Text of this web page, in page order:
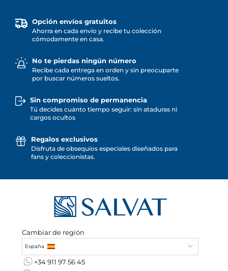
Opción envíos gratuitos
Ahorra en cada envío y recibe tu colección
cómodamente en casa.
No te pierdas ningún número
Recibe cada entrega en orden y sin preocuparte
por buscar números sueltos.
Sin compromiso de permanencia
Tú decides cuánto tiempo seguir: sin ataduras ni
cargos ocultos
Regalos exclusivos
Disfruta de obsequios especiales diseñados para
fans y coleccionistas.
Cambiar de región
España
+34 911 97 56 45